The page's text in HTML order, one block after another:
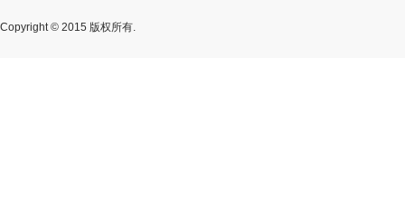
Copyright © 2015 版权所有.